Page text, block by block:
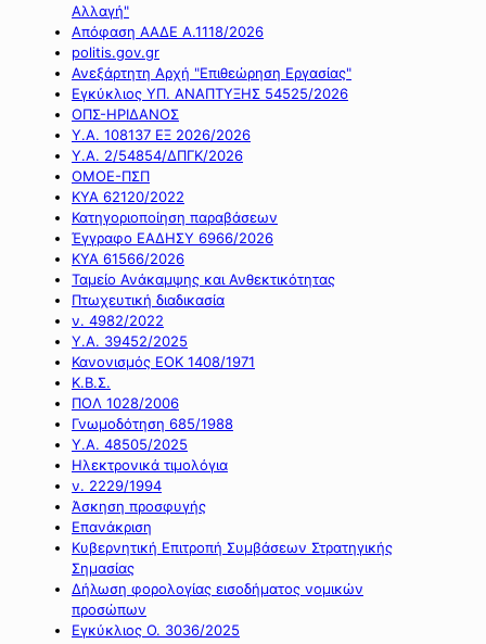
Αλλαγή"
Απόφαση ΑΑΔΕ Α.1118/2026
politis.gov.gr
Ανεξάρτητη Αρχή "Επιθεώρηση Εργασίας"
Εγκύκλιος ΥΠ. ΑΝΑΠΤΥΞΗΣ 54525/2026
ΟΠΣ-ΗΡΙΔΑΝΟΣ
Υ.Α. 108137 ΕΞ 2026/2026
Υ.Α. 2/54854/ΔΠΓΚ/2026
ΟΜΟΕ-ΠΣΠ
ΚΥΑ 62120/2022
Κατηγοριοποίηση παραβάσεων
Έγγραφο ΕΑΔΗΣΥ 6966/2026
ΚΥΑ 61566/2026
Ταμείο Ανάκαμψης και Ανθεκτικότητας
Πτωχευτική διαδικασία
ν. 4982/2022
Υ.Α. 39452/2025
Κανονισμός ΕΟΚ 1408/1971
Κ.Β.Σ.
ΠΟΛ 1028/2006
Γνωμοδότηση 685/1988
Υ.Α. 48505/2025
Ηλεκτρονικά τιμολόγια
ν. 2229/1994
Άσκηση προσφυγής
Επανάκριση
Κυβερνητική Επιτροπή Συμβάσεων Στρατηγικής
Σημασίας
Δήλωση φορολογίας εισοδήματος νομικών
προσώπων
Εγκύκλιος Ο. 3036/2025